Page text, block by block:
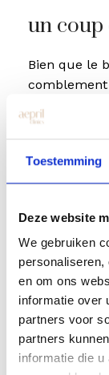
Toestemming
Deze website
We gebruiken
en om ons
informatie over
partners voor
partners
informatie die
un
Bien que le
totalement
différentes.
aperçu des
Cible